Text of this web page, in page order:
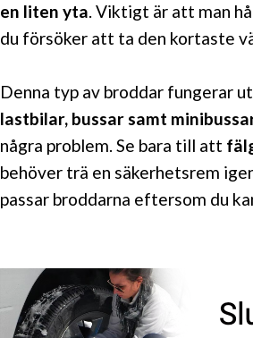
en liten yta. Viktigt är att man
du försöker att ta den kortaste
Denna typ av broddar fungerar
lastbilar, bussar samt
några problem. Se bara till att
behöver trä en säkerhetsrem
passar broddarna eftersom du